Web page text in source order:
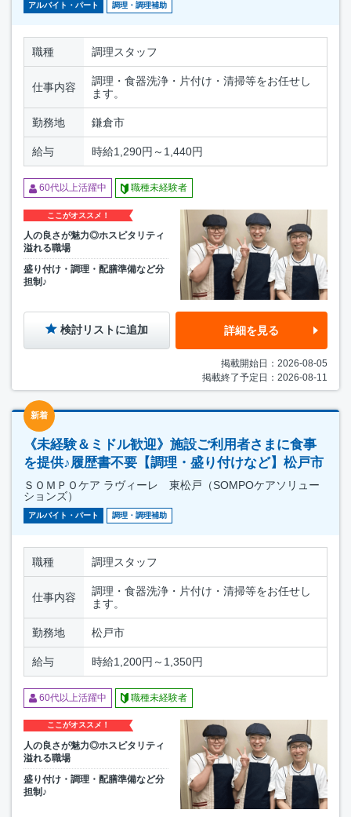
アルバイト・パート 調理・調理補助
職種 調理スタッフ
仕事内容
調理・食器洗浄・片付け・清掃等をお任せし
ます。
勤務地 鎌倉市
給与 時給1,290円～1,440円
60代以上活躍中 職種未経験者
ここがオススメ！
人の良さが魅力◎ホスピタリティ
溢れる職場
盛り付け・調理・配膳準備など分
担制♪
検討リストに追加 詳細を見る
掲載開始日：2026-08-05
掲載終了予定日：2026-08-11
新着
《未経験＆ミドル歓迎》施設ご利用者さまに食事
を提供♪履歴書不要【調理・盛り付けなど】松戸市
ＳＯＭＰＯケア ラヴィーレ 東松戸（SOMPOケアソリュー
ションズ）
アルバイト・パート 調理・調理補助
職種 調理スタッフ
仕事内容
調理・食器洗浄・片付け・清掃等をお任せし
ます。
勤務地 松戸市
給与 時給1,200円～1,350円
60代以上活躍中 職種未経験者
ここがオススメ！
人の良さが魅力◎ホスピタリティ
溢れる職場
盛り付け・調理・配膳準備など分
担制♪